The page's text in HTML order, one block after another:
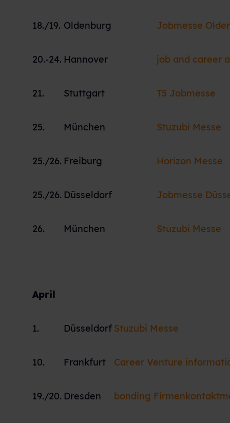
18./19. Oldenburg Jobmesse
20.-24. Hannover job and career
21. Stuttgart T5 Jobmesse
25. München Stuzubi Messe
25./26. Freiburg Horizon Messe
25./26. Düsseldorf Jobmesse
26. München Stuzubi Messe
April
1. Düsseldorf Stuzubi Messe
10. Frankfurt Career Venture
19./20. Dresden bonding